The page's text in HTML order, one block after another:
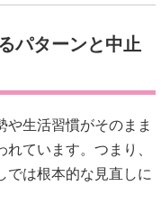
感、しびれなどが出る
われています。
インかもしれません。
が前提とされていま